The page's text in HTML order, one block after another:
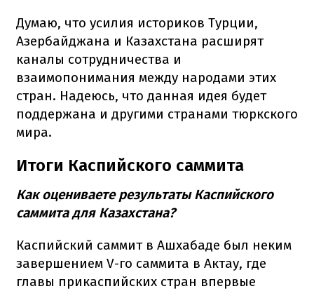
Думаю, что усилия историков Турции,
Азербайджана и Казахстана расширят
каналы сотрудничества и
взаимопонимания между народами этих
стран. Надеюсь, что данная идея будет
поддержана и другими странами тюркского
мира.
Итоги Каспийского саммита
Как оцениваете результаты Каспийского
саммита для Казахстана?
Каспийский саммит в Ашхабаде был неким
завершением V-го саммита в Актау, где
главы прикаспийских стран впервые